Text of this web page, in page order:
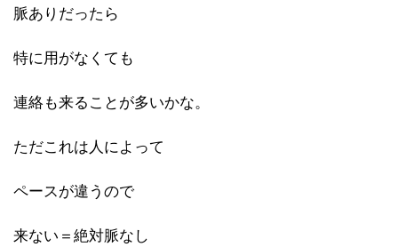
脈ありだったら
特に用がなくても
連絡も来ることが多いかな。
ただこれは人によって
ペースが違うので
来ない＝絶対脈なし